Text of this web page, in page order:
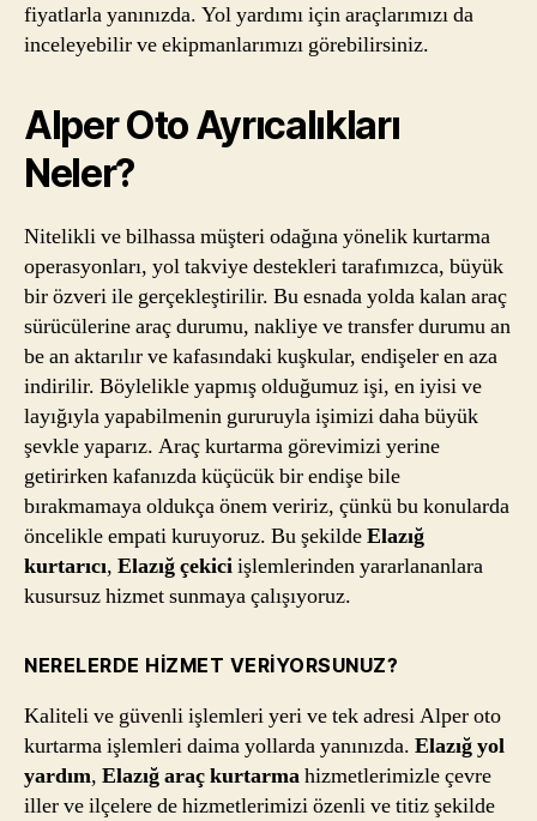
fiyatlarla yanınızda. Yol yardımı için araçlarımızı da
inceleyebilir ve ekipmanlarımızı görebilirsiniz.
Alper Oto Ayrıcalıkları
Neler?
Nitelikli ve bilhassa müşteri odağına yönelik kurtarma
operasyonları, yol takviye destekleri tarafımızca, büyük
bir özveri ile gerçekleştirilir. Bu esnada yolda kalan araç
sürücülerine araç durumu, nakliye ve transfer durumu an
be an aktarılır ve kafasındaki kuşkular, endişeler en aza
indirilir. Böylelikle yapmış olduğumuz işi, en iyisi ve
layığıyla yapabilmenin gururuyla işimizi daha büyük
şevkle yaparız. Araç kurtarma görevimizi yerine
getirirken kafanızda küçücük bir endişe bile
bırakmamaya oldukça önem veririz, çünkü bu konularda
öncelikle empati kuruyoruz. Bu şekildeElazığ
kurtarıcı, Elazığ çekiciişlemlerinden yararlananlara
kusursuz hizmet sunmaya çalışıyoruz.
NERELERDE HIZMET VERIYORSUNUZ?
Kaliteli ve güvenli işlemleri yeri ve tek adresi Alper oto
kurtarma işlemleri daima yollarda yanınızda. Elazığ yol
yardım, Elazığ araç kurtarmahizmetlerimizle çevre
iller ve ilçelere de hizmetlerimizi özenli ve titiz şekilde